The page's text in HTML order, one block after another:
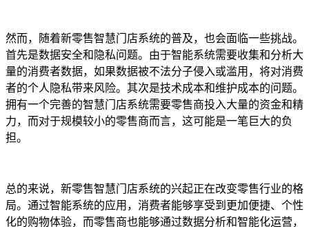
然而，随着新零售智慧门店系统的普及，也会面临一些挑战。
首先是数据安全和隐私问题。由于智能系统需要收集和分析大
量的消费者数据，如果数据被不法分子侵入或滥用，将对消费
者的个人隐私带来风险。其次是技术成本和维护成本的问题。
拥有一个完善的智慧门店系统需要零售商投入大量的资金和精
力，而对于规模较小的零售商而言，这可能是一笔巨大的负
担。
总的来说，新零售智慧门店系统的兴起正在改变零售行业的格
局。通过智能系统的应用，消费者能够享受到更加便捷、个性
化的购物体验，而零售商也能够通过数据分析和智能化运营，